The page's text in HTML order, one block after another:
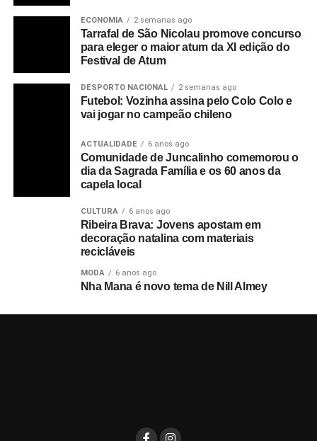
ECONOMIA 2 semanas ago
Tarrafal de São Nicolau promove concurso
para eleger o maior atum da XI edição do
Festival de Atum
DESPORTO NACIONAL 2 semanas ago
Futebol: Vozinha assina pelo Colo Colo e
vai jogar no campeão chileno
ACTUALIDADE 6 anos ago
Comunidade de Juncalinho comemorou o
dia da Sagrada Família e os 60 anos da
capela local
CULTURA 6 anos ago
Ribeira Brava: Jovens apostam em
decoração natalina com materiais
recicláveis
MODA 6 anos ago
Nha Mana é novo tema de Nill Almey